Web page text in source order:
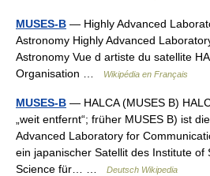
MUSES-B — Highly Advanced
Astronomy Highly Advanced
Astronomy Vue d artiste du satellite
Organisation …
Wikipédia en Français
MUSES-B — HALCA (MUSES B)
„weit entfernt“; früher MUSES B) ist
Advanced Laboratory for
ein japanischer Satellit des Institute of
Science für… …
Deutsch Wikipedia